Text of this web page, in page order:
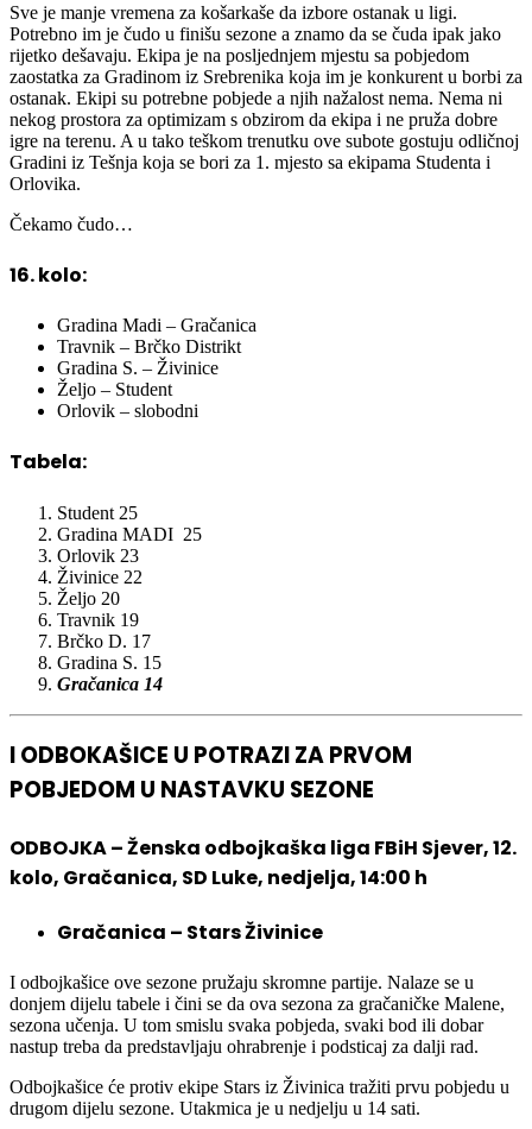
Sve je manje vremena za košarkaše da izbore ostanak u ligi.
Potrebno im je čudo u finišu sezone a znamo da se čuda ipak jako
rijetko dešavaju. Ekipa je na posljednjem mjestu sa pobjedom
zaostatka za Gradinom iz Srebrenika koja im je konkurent u borbi za
ostanak. Ekipi su potrebne pobjede a njih nažalost nema. Nema ni
nekog prostora za optimizam s obzirom da ekipa i ne pruža dobre
igre na terenu. A u tako teškom trenutku ove subote gostuju odličnoj
Gradini iz Tešnja koja se bori za 1. mjesto sa ekipama Studenta i
Orlovika.
Čekamo čudo…
16. kolo:
Gradina Madi – Gračanica
Travnik – Brčko Distrikt
Gradina S. – Živinice
Željo – Student
Orlovik – slobodni
Tabela:
Student 25
Gradina MADI 25
Orlovik 23
Živinice 22
Željo 20
Travnik 19
Brčko D. 17
Gradina S. 15
Gračanica 14
I ODBOKAŠICE U POTRAZI ZA PRVOM
POBJEDOM U NASTAVKU SEZONE
ODBOJKA – Ženska odbojkaška liga FBiH Sjever, 12.
kolo, Gračanica, SD Luke, nedjelja, 14:00 h
Gračanica – Stars Živinice
I odbojkašice ove sezone pružaju skromne partije. Nalaze se u
donjem dijelu tabele i čini se da ova sezona za gračaničke Malene,
sezona učenja. U tom smislu svaka pobjeda, svaki bod ili dobar
nastup treba da predstavljaju ohrabrenje i podsticaj za dalji rad.
Odbojkašice će protiv ekipe Stars iz Živinica tražiti prvu pobjedu u
drugom dijelu sezone. Utakmica je u nedjelju u 14 sati.